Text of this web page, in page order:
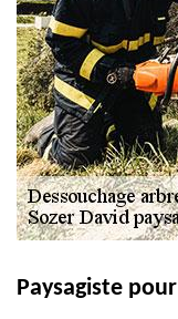
Paysagiste